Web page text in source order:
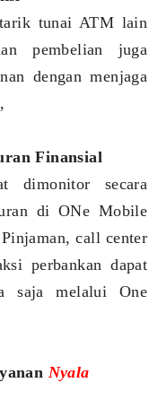
tunai ATM lain
pembelian juga
dengan menjaga
Finansial
dimonitor secara
di ONe Mobile
call center
perbankan dapat
saja melalui One
Nyala